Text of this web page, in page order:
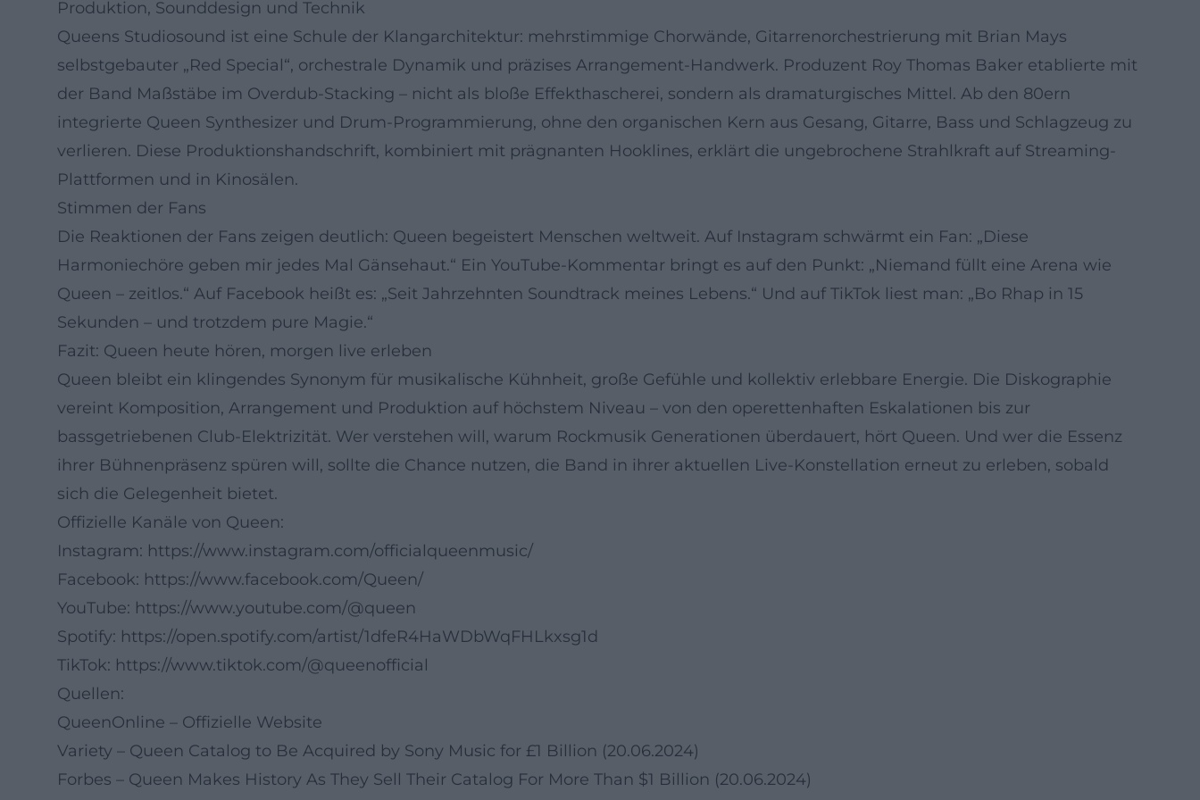
Produktion, Sounddesign und Technik
Queens Studiosound ist eine Schule der Klangarchitektur: mehrstimmige Chorwände, Gitarrenorchestrierung mit Brian Mays
selbstgebauter „Red Special“, orchestrale Dynamik und präzises Arrangement-Handwerk. Produzent Roy Thomas Baker etablierte mit
der Band Maßstäbe im Overdub-Stacking – nicht als bloße Effekthascherei, sondern als dramaturgisches Mittel. Ab den 80ern
integrierte Queen Synthesizer und Drum-Programmierung, ohne den organischen Kern aus Gesang, Gitarre, Bass und Schlagzeug zu
verlieren. Diese Produktionshandschrift, kombiniert mit prägnanten Hooklines, erklärt die ungebrochene Strahlkraft auf Streaming-
Plattformen und in Kinosälen.
Stimmen der Fans
Die Reaktionen der Fans zeigen deutlich: Queen begeistert Menschen weltweit. Auf Instagram schwärmt ein Fan: „Diese
Harmoniechöre geben mir jedes Mal Gänsehaut.“ Ein YouTube-Kommentar bringt es auf den Punkt: „Niemand füllt eine Arena wie
Queen – zeitlos.“ Auf Facebook heißt es: „Seit Jahrzehnten Soundtrack meines Lebens.“ Und auf TikTok liest man: „Bo Rhap in 15
Sekunden – und trotzdem pure Magie.“
Fazit: Queen heute hören, morgen live erleben
Queen bleibt ein klingendes Synonym für musikalische Kühnheit, große Gefühle und kollektiv erlebbare Energie. Die Diskographie
vereint Komposition, Arrangement und Produktion auf höchstem Niveau – von den operettenhaften Eskalationen bis zur
bassgetriebenen Club-Elektrizität. Wer verstehen will, warum Rockmusik Generationen überdauert, hört Queen. Und wer die Essenz
ihrer Bühnenpräsenz spüren will, sollte die Chance nutzen, die Band in ihrer aktuellen Live-Konstellation erneut zu erleben, sobald
sich die Gelegenheit bietet.
Offizielle Kanäle von Queen:
Instagram: https://www.instagram.com/officialqueenmusic/
Facebook: https://www.facebook.com/Queen/
YouTube: https://www.youtube.com/@queen
Spotify: https://open.spotify.com/artist/1dfeR4HaWDbWqFHLkxsg1d
TikTok: https://www.tiktok.com/@queenofficial
Quellen:
QueenOnline – Offizielle Website
Variety – Queen Catalog to Be Acquired by Sony Music for £1 Billion (20.06.2024)
Forbes – Queen Makes History As They Sell Their Catalog For More Than $1 Billion (20.06.2024)